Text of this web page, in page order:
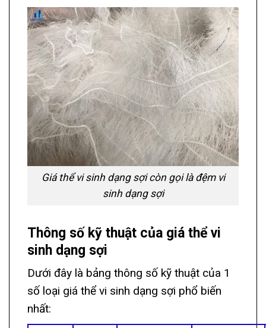
Giá thể vi sinh dạng sợi còn gọi là đệm vi
sinh dạng sợi
Thông số kỹ thuật của giá thể vi
sinh dạng sợi
Dưới đây là bảng thông số kỹ thuật của 1
số loại giá thể vi sinh dạng sợi phổ biến
nhất: